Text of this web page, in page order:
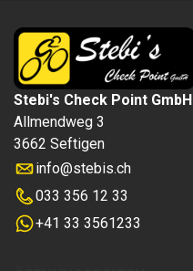
Stebi's Check Point GmbH
Allmendweg 3
3662 Seftigen
info@stebis.ch
033 356 12 33
+41 33 3561233